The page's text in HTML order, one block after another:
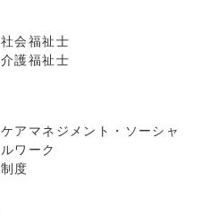
社会福祉士
介護福祉士
ケアマネジメント・ソーシャ
ルワーク
制度